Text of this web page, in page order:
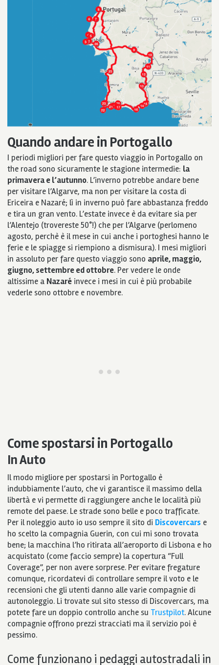
Quando andare in Portogallo
I periodi migliori per fare questo viaggio in Portogallo on
the road sono sicuramente le stagione intermedie: la
primavera e l’autunno. L’inverno potrebbe andare bene
per visitare l’Algarve, ma non per visitare la costa di
Ericeira e Nazaré; lì in inverno può fare abbastanza freddo
e tira un gran vento. L’estate invece è da evitare sia per
l’Alentejo (trovereste 50°!) che per l’Algarve (perlomeno
agosto, perchè è il mese in cui anche i portoghesi hanno le
ferie e le spiagge si riempiono a dismisura). I mesi migliori
in assoluto per fare questo viaggio sono aprile, maggio,
giugno, settembre ed ottobre. Per vedere le onde
altissime a Nazaré invece i mesi in cui è più probabile
vederle sono ottobre e novembre.
Come spostarsi in Portogallo
In Auto
Il modo migliore per spostarsi in Portogallo è
indubbiamente l’auto, che vi garantisce il massimo della
libertà e vi permette di raggiungere anche le località più
remote del paese. Le strade sono belle e poco trafficate.
Per il noleggio auto io uso sempre il sito di Discovercars e
ho scelto la compagnia Guerin, con cui mi sono trovata
bene; la macchina l’ho ritirata all’aeroporto di Lisbona e ho
acquistato (come faccio sempre) la copertura “Full
Coverage”, per non avere sorprese. Per evitare fregature
comunque, ricordatevi di controllare sempre il voto e le
recensioni che gli utenti danno alle varie compagnie di
autonoleggio. Li trovate sul sito stesso di Discovercars, ma
potete fare un doppio controllo anche su Trustpilot. Alcune
compagnie offrono prezzi stracciati ma il servizio poi è
pessimo.
Come funzionano i pedaggi autostradali in